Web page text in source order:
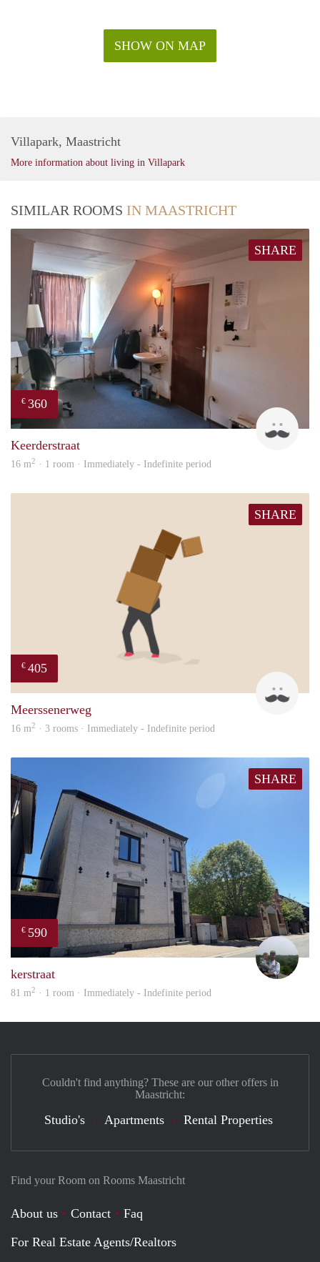
SHOW ON MAP
Villapark, Maastricht
More information about living in Villapark
SIMILAR ROOMS IN MAASTRICHT
SHARE
€ 360
Keerderstraat
16 m2 · 1 room · Immediately - Indefinite period
SHARE
€ 405
Meerssenerweg
16 m2 · 3 rooms · Immediately - Indefinite period
SHARE
€ 590
kerstraat
81 m2 · 1 room · Immediately - Indefinite period
Find your Room on Rooms Maastricht
About us Contact
Faq
For Real Estate Agents/Realtors
Couldn't find anything? These are our other offers in
Maastricht:
Studio's Apartments Rental Properties